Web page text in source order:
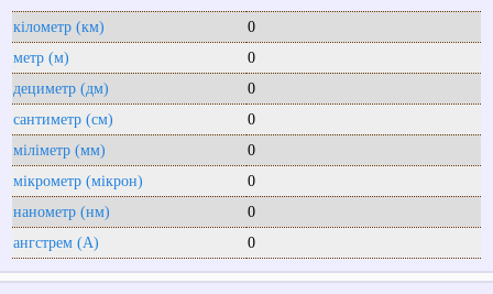
кілометр (км)
0
метр (м)
0
дециметр (дм)
0
сантиметр (см)
0
міліметр (мм)
0
мікрометр (мікрон)
0
нанометр (нм)
0
ангстрем (А)
0